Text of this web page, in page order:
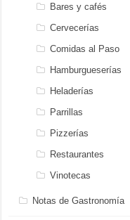
Bares y cafés
Cervecerías
Comidas al Paso
Hamburgueserías
Heladerías
Parrillas
Pizzerías
Restaurantes
Vinotecas
Notas de Gastronomía